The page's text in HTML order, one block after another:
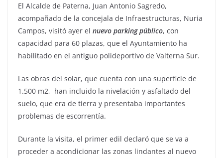
El Alcalde de Paterna, Juan Antonio Sagredo,
acompañado de la concejala de Infraestructuras, Nuria
Campos, visitó ayer el nuevo parking público, con
capacidad para 60 plazas, que el Ayuntamiento ha
habilitado en el antiguo polideportivo de Valterna Sur.
Las obras del solar, que cuenta con una superficie de
1.500 m2, han incluido la nivelación y asfaltado del
suelo, que era de tierra y presentaba importantes
problemas de escorrentía.
Durante la visita, el primer edil declaró que se va a
proceder a acondicionar las zonas lindantes al nuevo